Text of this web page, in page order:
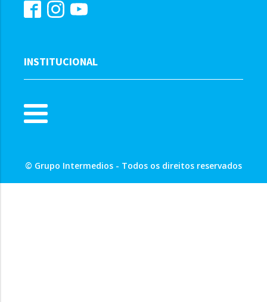
INSTITUCIONAL
© Grupo Intermedios - Todos os direitos reservados